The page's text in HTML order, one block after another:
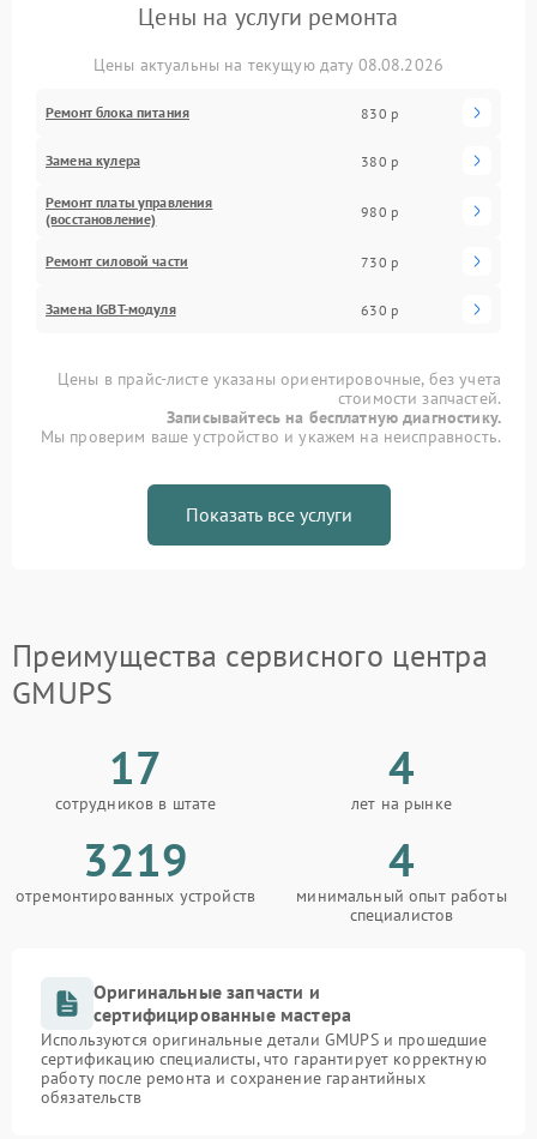
Цены на услуги ремонта
Цены актуальны на текущую дату 08.08.2026
Ремонт блока питания 830 р
Замена кулера 380 р
Ремонт платы управления
(восстановление)
980 р
Ремонт силовой части 730 р
Замена IGBT-модуля 630 р
Цены в прайс-листе указаны ориентировочные, без учета
стоимости запчастей.
Записывайтесь на бесплатную диагностику.
Мы проверим ваше устройство и укажем на неисправность.
Показать все услуги
Преимущества сервисного центра
GMUPS
17
сотрудников в штате
4
лет на рынке
3219
отремонтированных устройств
4
минимальный опыт работы
специалистов
Оригинальные запчасти и
сертифицированные мастера
Используются оригинальные детали GMUPS и прошедшие
сертификацию специалисты, что гарантирует корректную
работу после ремонта и сохранение гарантийных
обязательств